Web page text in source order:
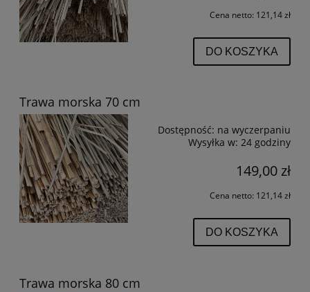
Cena netto: 121,14 zł
DO KOSZYKA
Trawa morska 70 cm
Dostępność: na wyczerpaniu
Wysyłka w: 24 godziny
149,00 zł
Cena netto: 121,14 zł
DO KOSZYKA
Trawa morska 80 cm